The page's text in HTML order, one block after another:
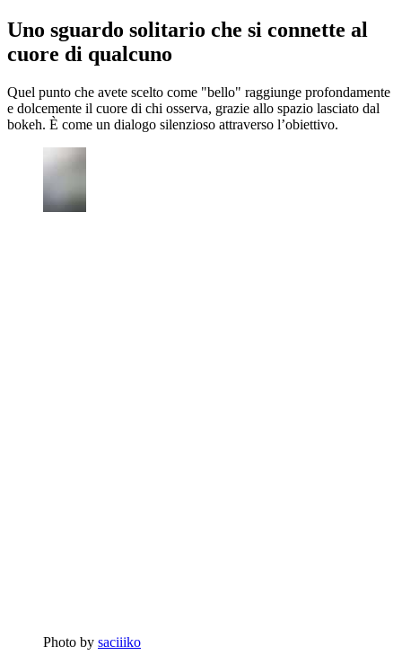
Uno sguardo solitario che si connette al
cuore di qualcuno
Quel punto che avete scelto come "bello" raggiunge profondamente
e dolcemente il cuore di chi osserva, grazie allo spazio lasciato dal
bokeh. È come un dialogo silenzioso attraverso l’obiettivo.
Photo by saciiiko